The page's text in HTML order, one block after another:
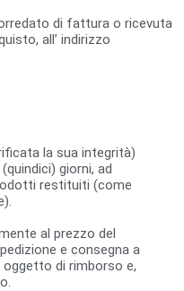
di fattura o ricevuta
all’ indirizzo
la sua integrità)
giorni, ad
restituiti (come
al prezzo del
e consegna a
di rimborso e,